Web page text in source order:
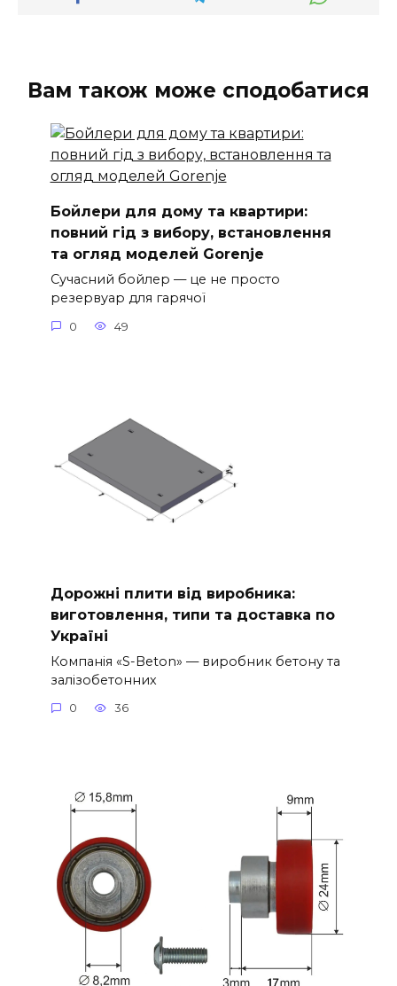
Вам також може сподобатися
Бойлери для дому та квартири:
повний гід з вибору, встановлення
та огляд моделей Gorenje
Сучасний бойлер — це не просто
резервуар для гарячої
0 49
Дорожні плити від виробника:
виготовлення, типи та доставка по
Україні
Компанія «S-Beton» — виробник бетону та
залізобетонних
0 36